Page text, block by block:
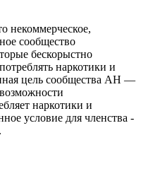
сообщество
бескорыстно
наркотики и
цель сообщества АН —
наркотики и
условие для членства -